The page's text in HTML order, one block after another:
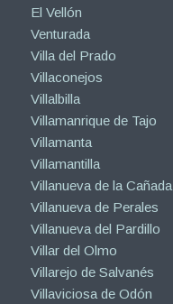
El Vellón
Venturada
Villa del Prado
Villaconejos
Villalbilla
Villamanrique de Tajo
Villamanta
Villamantilla
Villanueva de la Cañada
Villanueva de Perales
Villanueva del Pardillo
Villar del Olmo
Villarejo de Salvanés
Villaviciosa de Odón